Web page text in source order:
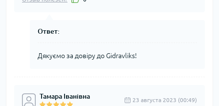
Ответ:
Дякуємо за довіру до Gidravliks!
Тамара Іванівна 23 августа 2023 (00:49)